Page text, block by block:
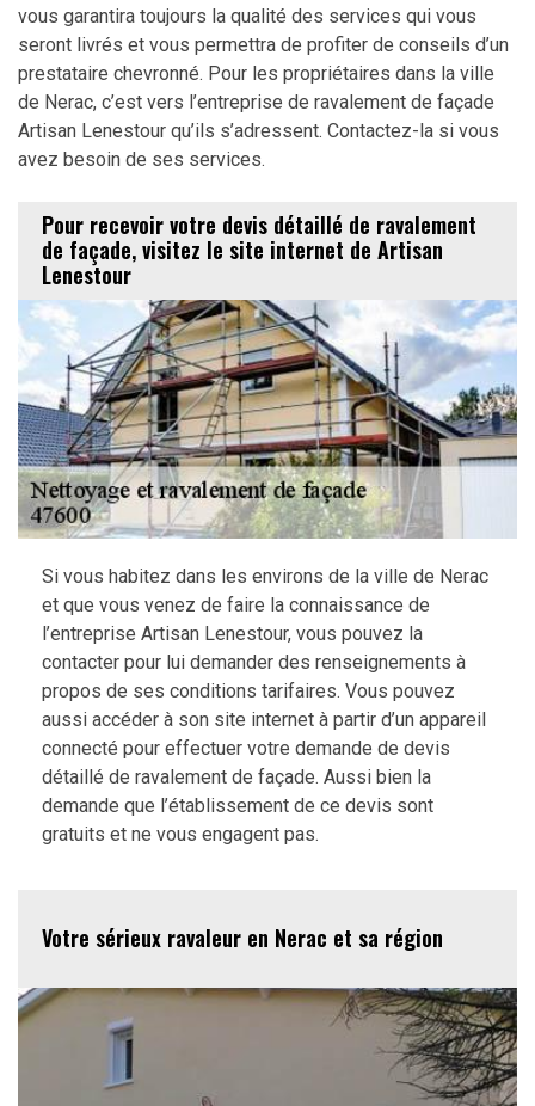
vous garantira toujours la qualité des services qui vous
seront livrés et vous permettra de profiter de conseils d’un
prestataire chevronné. Pour les propriétaires dans la ville
de Nerac, c’est vers l’entreprise de ravalement de façade
Artisan Lenestour qu’ils s’adressent. Contactez-la si vous
avez besoin de ses services.
Pour recevoir votre devis détaillé de ravalement
de façade, visitez le site internet de Artisan
Lenestour
Si vous habitez dans les environs de la ville de Nerac
et que vous venez de faire la connaissance de
l’entreprise Artisan Lenestour, vous pouvez la
contacter pour lui demander des renseignements à
propos de ses conditions tarifaires. Vous pouvez
aussi accéder à son site internet à partir d’un appareil
connecté pour effectuer votre demande de devis
détaillé de ravalement de façade. Aussi bien la
demande que l’établissement de ce devis sont
gratuits et ne vous engagent pas.
Votre sérieux ravaleur en Nerac et sa région